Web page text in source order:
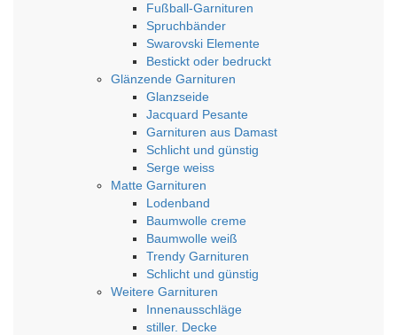
Fußball-Garnituren
Spruchbänder
Swarovski Elemente
Bestickt oder bedruckt
Glänzende Garnituren
Glanzseide
Jacquard Pesante
Garnituren aus Damast
Schlicht und günstig
Serge weiss
Matte Garnituren
Lodenband
Baumwolle creme
Baumwolle weiß
Trendy Garnituren
Schlicht und günstig
Weitere Garnituren
Innenausschläge
stiller. Decke